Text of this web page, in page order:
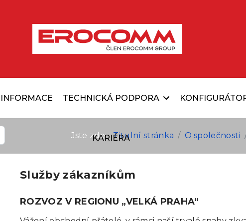
TECHNICKÁ PODPORA
KARIÉRA
Jste zde: Titulní stránka O společnosti
Služby zákazníkům
ROZVOZ V REGIONU „VELKÁ PRAHA“